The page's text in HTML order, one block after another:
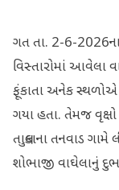
ગત તા. 2-6-
વિસ્તારોમાં આવેલા
ફૂંકાતા અનેક સ્થળોએ
ગયા હતા. તેમજ
તાલુકાના તનવાડ
શોભાજી વાઘેલાનું